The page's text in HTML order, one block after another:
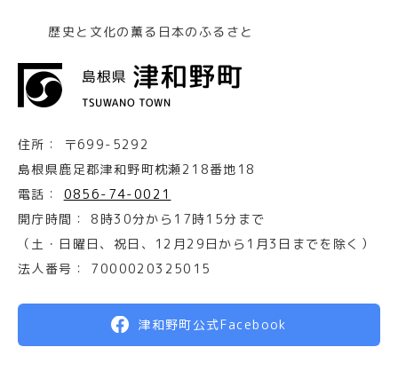
歴史と文化の薫る日本のふるさと
住所：
〒699-5292
島根県鹿足郡津和野町枕瀬218番地18
電話：
0856-74-0021
開庁時間：
8時30分から17時15分まで
（土・日曜日、祝日、12月29日から1月3日までを除く）
法人番号：
7000020325015
津和野町公式Facebook